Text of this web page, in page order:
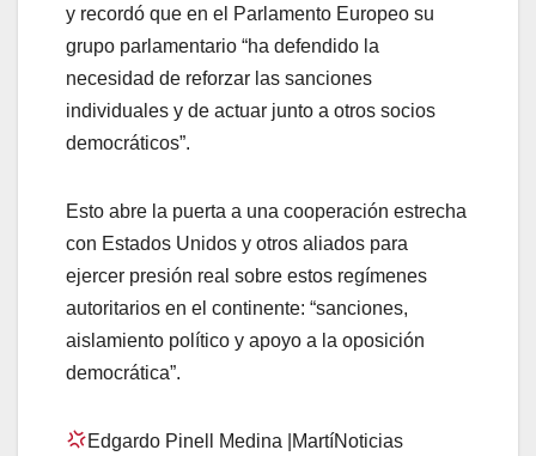
y recordó que en el Parlamento Europeo su
grupo parlamentario “ha defendido la
necesidad de reforzar las sanciones
individuales y de actuar junto a otros socios
democráticos”.
Esto abre la puerta a una cooperación estrecha
con Estados Unidos y otros aliados para
ejercer presión real sobre estos regímenes
autoritarios en el continente: “sanciones,
aislamiento político y apoyo a la oposición
democrática”.
Edgardo Pinell Medina |MartíNoticias